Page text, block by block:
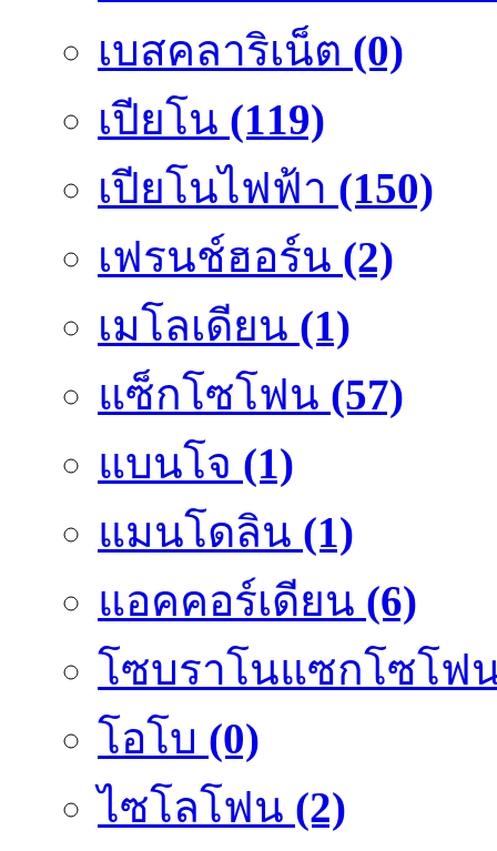
เบสคลาริเน็ต (0)
เปียโน (119)
เปียโนไฟฟ้า (150)
เฟรนช์ฮอร์น (2)
เมโลเดียน (1)
แซ็กโซโฟน (57)
แบนโจ (1)
แมนโดลิน (1)
แอคคอร์เดียน (6)
โซบราโนแซกโซโฟ
โอโบ (0)
ไซโลโฟน (2)